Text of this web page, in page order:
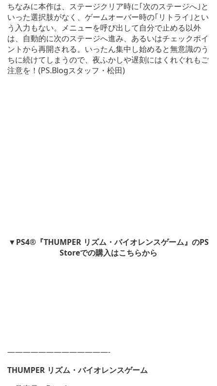
ちなみに本作は、ステージクリア時に｢次のステージへ｣と
いった選択肢がなく、ゲームオーバー時の｢リトライ｣とい
う入力もない。メニューを呼び出して自分で止める以外
は、自動的に次のステージへ進み、あるいはチェックポイ
ントから再開される。いったん集中し始めると無意識のう
ちに続けてしまうので、夜ふかしや遅刻にはくれぐれもご
注意を！(PS.Blogスタッフ・松田)
▼PS4®『THUMPER リズム・バイオレンスゲーム』のPS
Storeでの購入はこちらから
—————————————-
THUMPER リズム・バイオレンスゲーム